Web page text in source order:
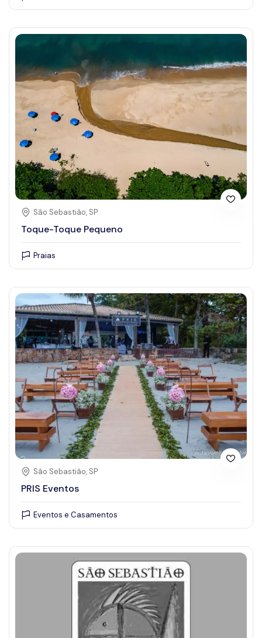
São Sebastião, SP
Toque-Toque Pequeno
Praias
São Sebastião, SP
PRIS Eventos
Eventos e Casamentos